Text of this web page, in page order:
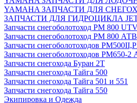
YAMAHA ЗАПЧАСТИ ДЛЯ
ЗАПЧАСТИ ДЛЯ ГИДРОЦИКЛА
Запчасти снегоболотоход РМ 800
Запчасти снегоболотоход РМ 800 АТВ
Запчасти снегоболотоходов
Запчасти снегоболотоходов РМ650-2
Запчасти снегохода Буран 2Т
Запчасти снегохода Тайга 500
Запчасти снегохода Тайга 501 и 551
Запчасти снегохода Тайга 550
Экипировка и Одежда